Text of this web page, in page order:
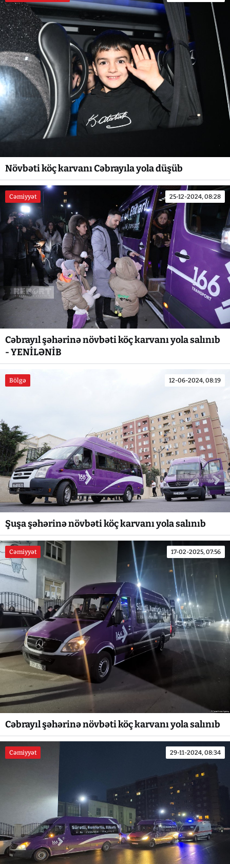
Növbəti köç karvanı Cəbrayıla yola düşüb
Cəmiyyət 25-12-2024, 08:28
Cəbrayıl şəhərinə növbəti köç karvanı yola salınıb
- YENİLƏNİB
Bölgə 12-06-2024, 08:19
Şuşa şəhərinə növbəti köç karvanı yola salınıb
Cəmiyyət 17-02-2025, 07:56
Cəbrayıl şəhərinə növbəti köç karvanı yola salınıb
Cəmiyyət 29-11-2024, 08:34